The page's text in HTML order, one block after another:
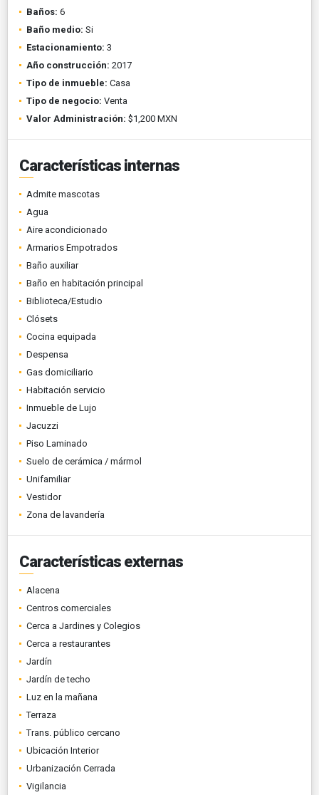
Baños: 6
Baño medio: Si
Estacionamiento: 3
Año construcción: 2017
Tipo de inmueble: Casa
Tipo de negocio: Venta
Valor Administración: $1,200 MXN
Características internas
Admite mascotas
Agua
Aire acondicionado
Armarios Empotrados
Baño auxiliar
Baño en habitación principal
Biblioteca/Estudio
Clósets
Cocina equipada
Despensa
Gas domiciliario
Habitación servicio
Inmueble de Lujo
Jacuzzi
Piso Laminado
Suelo de cerámica / mármol
Unifamiliar
Vestidor
Zona de lavandería
Características externas
Alacena
Centros comerciales
Cerca a Jardines y Colegios
Cerca a restaurantes
Jardín
Jardín de techo
Luz en la mañana
Terraza
Trans. público cercano
Ubicación Interior
Urbanización Cerrada
Vigilancia